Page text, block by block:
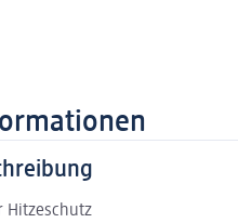
Hitzeschutz